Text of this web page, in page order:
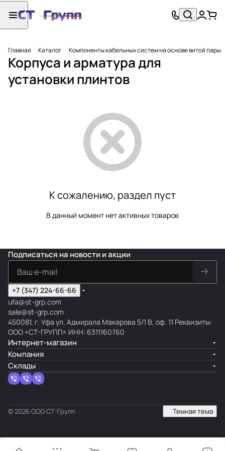
Главная Каталог Компоненты кабельных систем на основе витой пары
Корпуса и арматура для
установки плинтов
К сожалению, раздел пуст
В данный момент нет активных товаров
Подписаться на новости и акции
+7 (347) 224-66-66
ufa@st-grp.com
sale@st-grp.com
450081, г. Уфа ул. Адмирала Макарова 5/1 В, оф. 11 Реквизиты:
ООО «СТ-ГРУПП» ИНН: 6311160760
Интернет-магазин
Компания
Склады
© 2026 ООО СТ-Групп Темная тема